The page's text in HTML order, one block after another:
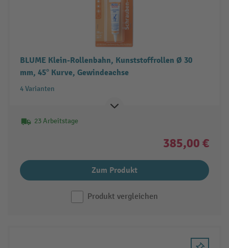
BLUME Klein-Rollenbahn, Kunststoffrollen Ø 30
mm, 45° Kurve, Gewindeachse
4 Varianten
23 Arbeitstage
385,00 €
Zum Produkt
Produkt vergleichen